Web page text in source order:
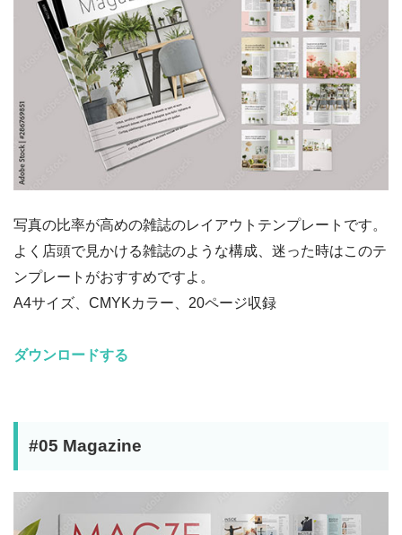
写真の比率が高めの雑誌のレイアウトテンプレートです。
よく店頭で見かける雑誌のような構成、迷った時はこのテ
ンプレートがおすすめですよ。
A4サイズ、CMYKカラー、20ページ収録
ダウンロードする
#05 Magazine